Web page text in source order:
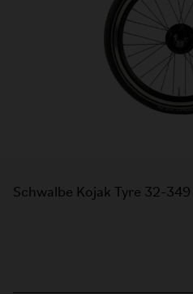
Schwalbe Kojak Tyre 32-